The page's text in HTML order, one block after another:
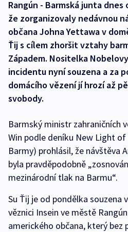
Rangún - Barmská junta
že zorganizovaly nedávnou
občana Johna Yettawa v
Ťij s cílem zhoršit vztahy
Západem. Nositelka
incidentu nyní souzena a za
domácího vězení jí hrozí až
svobody.
Barmský ministr zahraničních
Win podle deníku New Light
Barmy) prohlásil, že návštěva
byla pravděpodobně
mezinárodní tlak na Barmu“.
Su Ťij je od pondělka souzena
věznici Insein ve městě
amerického občana, který bez